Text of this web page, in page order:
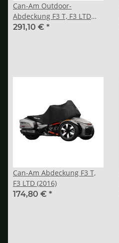
Can-Am Outdoor-
Abdeckung F3 T, F3 LTD
(2016)
291,10 € *
Can-Am Abdeckung F3 T,
F3 LTD (2016)
174,80 € *